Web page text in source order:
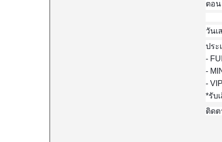
ตอน
วันเ
ประ
-
-
-
*รับ
ติดต